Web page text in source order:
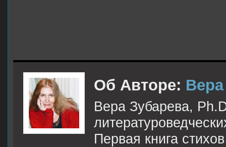
Об Авторе:
Вера Зубарева,
Первая книга